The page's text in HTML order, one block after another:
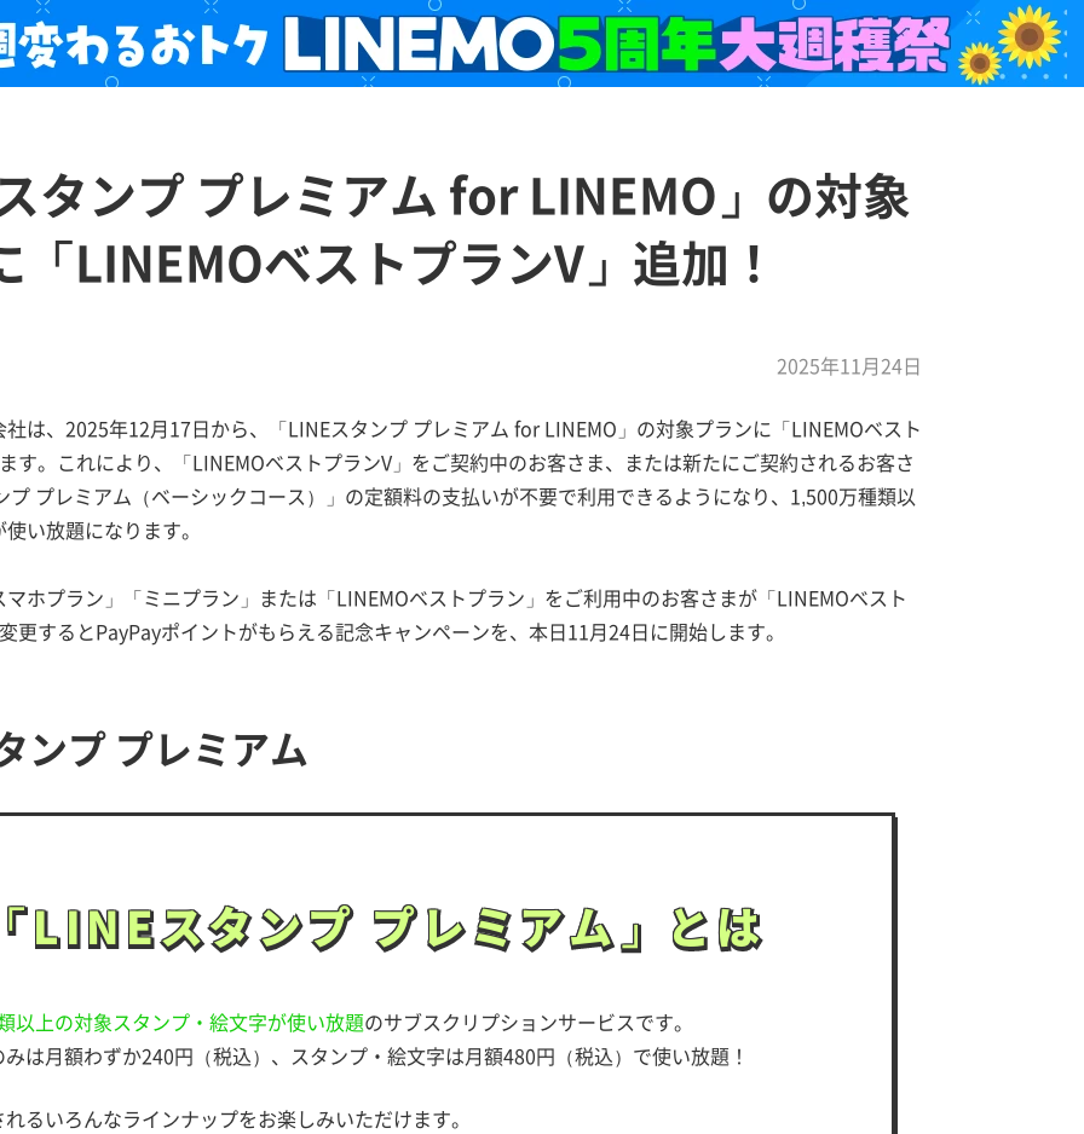
タンプ プレミアム for LINEMO」の対象
「LINEMOベストプランV」追加！
2025年11月24日
は、2025年12月17日から、「LINEスタンプ プレミアム for LINEMO」の対象プランに「LINEMOベスト
す。これにより、「LINEMOベストプランV」をご契約中のお客さま、または新たにご契約されるお客さ
プ プレミアム（ベーシックコース）」の定額料の支払いが不要で利用できるようになり、1,500万種類以
い放題になります。
ホプラン」「ミニプラン」または「LINEMOベストプラン」をご利用中のお客さまが「LINEMOベスト
更するとPayPayポイントがもらえる記念キャンペーンを、本日11月24日に開始します。
ンプ プレミアム
LINEスタンプ プレミアム」とは
LINEスタンプ プレミアム」とは
以上の対象スタンプ・絵文字が使い放題のサブスクリプションサービスです。
は月額わずか240円（税込）、スタンプ・絵文字は月額480円（税込）で使い放題！
るいろんなラインナップをお楽しみいただけます。